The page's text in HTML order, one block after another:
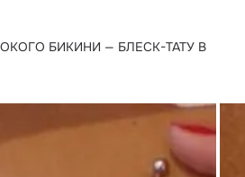
БИКИНИ — БЛЕСК-ТАТУ В
вечеринку или просто решив